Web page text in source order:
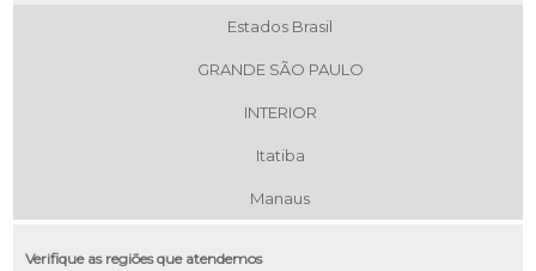
Estados Brasil
GRANDE SÃO PAULO
INTERIOR
Itatiba
Manaus
Verifique as regiões que atendemos